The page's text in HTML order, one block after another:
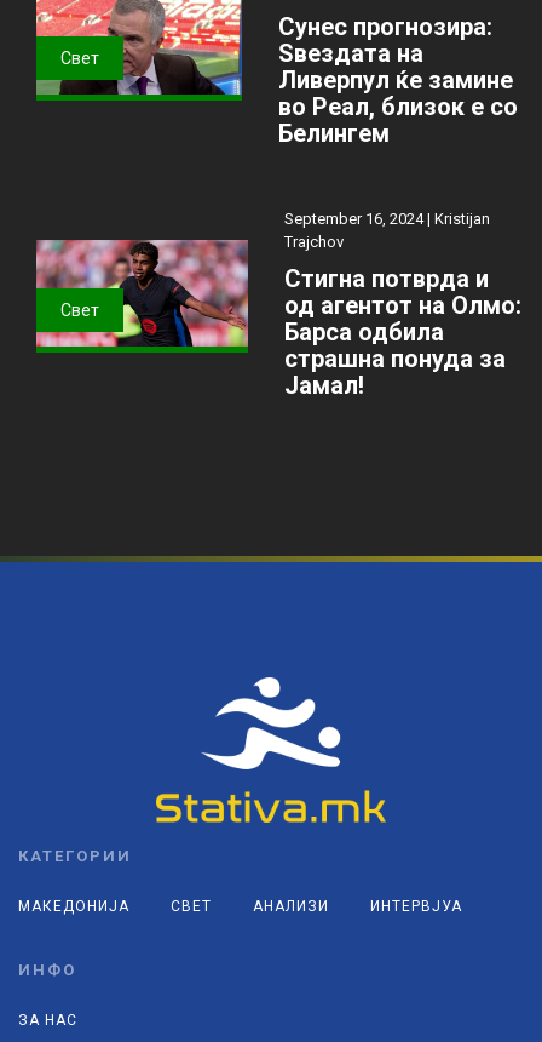
Свет
Сунес прогнозира:
Ѕвездата на
Ливерпул ќе замине
во Реал, близок е со
Белингем
Свет
September 16, 2024 | Kristijan
Trajchov
Стигна потврда и
од агентот на Олмо:
Барса одбила
страшна понуда за
Јамал!
КАТЕГОРИИ
МАКЕДОНИЈА СВЕТ АНАЛИЗИ ИНТЕРВЈУА
ИНФО
ЗА НАС